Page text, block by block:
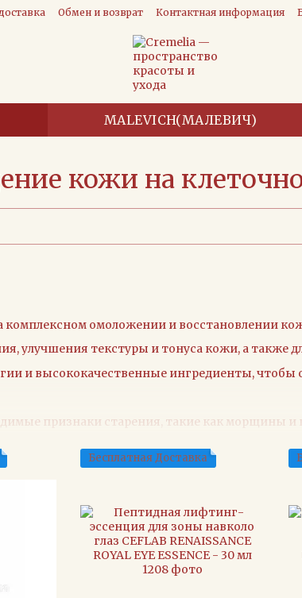
Обмен и возврат Контактная информация
MALEVICH(МАЛЕВИЧ)
кожи на
комплексном омоложении и восстановлении
улучшения текстуры и тонуса кожи, а также
и высококачественные ингредиенты,
признаки старения, такие как морщины и
регенерацию клеток.
её тон.
Бесплатная Доставка